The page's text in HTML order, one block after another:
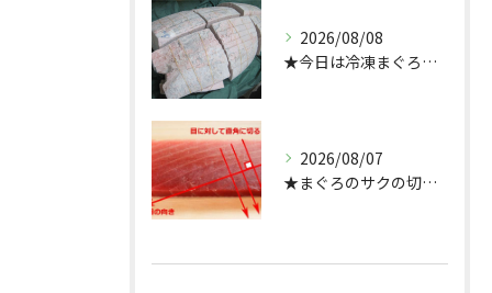
2026/08/08
★今日は冷凍まぐろのサクの解凍方法★（どんぶり屋まぐろ大将）
2026/08/07
★まぐろのサクの切り方★